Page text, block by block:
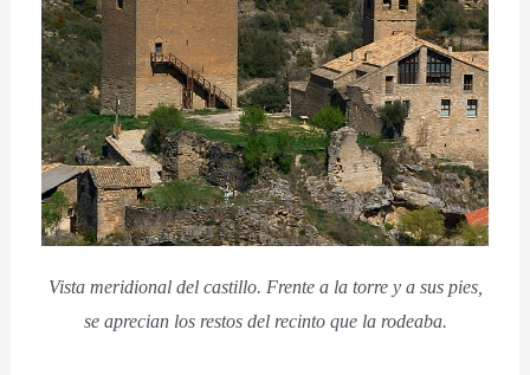
Vista meridional del castillo. Frente a la torre y a sus pies,
se aprecian los restos del recinto que la rodeaba.